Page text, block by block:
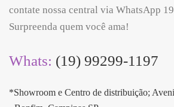
contate nossa central via WhatsApp
Surpreenda quem você ama!
Whats: (19) 99299-1197
*Showroom e Centro de distribuição;